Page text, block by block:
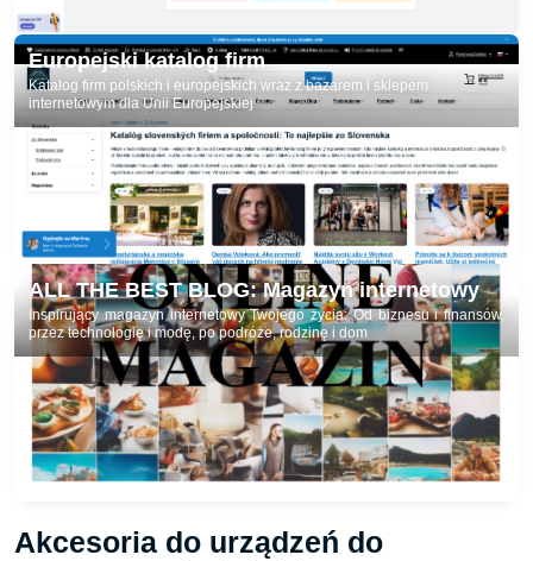
Europejski katalog firm
Katalog firm polskich i europejskich wraz z bazarem i sklepem
internetowym dla Unii Europejskiej
ALL THE BEST BLOG: Magazyn internetowy
Inspirujący magazyn internetowy Twojego życia: Od biznesu i finansów,
przez technologię i modę, po podróże, rodzinę i dom
Akcesoria do urządzeń do